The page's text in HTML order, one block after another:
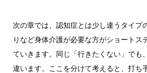
次の章では、認知症とは少し違うタイプ
りなど身体介護が必要な方がショートス
ていきます。同じ「行きたくない」でも
違います。ここを分けて考えると、打ち